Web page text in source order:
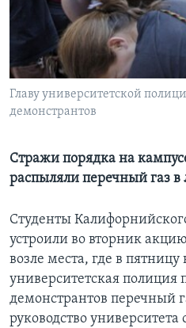
Learning English
СОЦИАЛЬНЫЕ СЕТИ
Главу университетской
демонстрантов
Стражи порядка на
распыляли перечный газ в
Студенты
устроили во вторник
возле места, где в
университетская полиция
демонстрантов перечный
руководство